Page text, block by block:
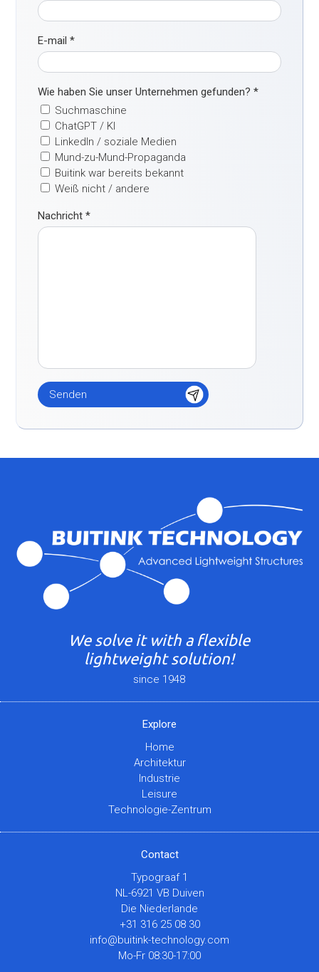
E-mail*
Wie haben Sie unser Unternehmen gefunden?*
Suchmaschine
ChatGPT / KI
LinkedIn / soziale Medien
Mund-zu-Mund-Propaganda
Buitink war bereits bekannt
Weiß nicht / andere
Nachricht*
We solve it with a flexible
lightweight solution!
since 1948
Explore
Home
Architektur
Industrie
Leisure
Technologie-Zentrum
Contact
Typograaf 1
NL-6921 VB Duiven
Die Niederlande
+31 316 25 08 30
info@buitink-technology.com
Mo-Fr 08:30-17:00